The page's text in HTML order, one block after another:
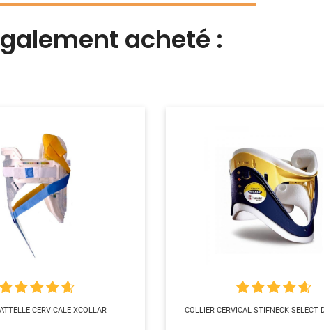
acheté :
CERVICALE XCOLLAR COLLIER CERVICAL STIFNECK SELECT